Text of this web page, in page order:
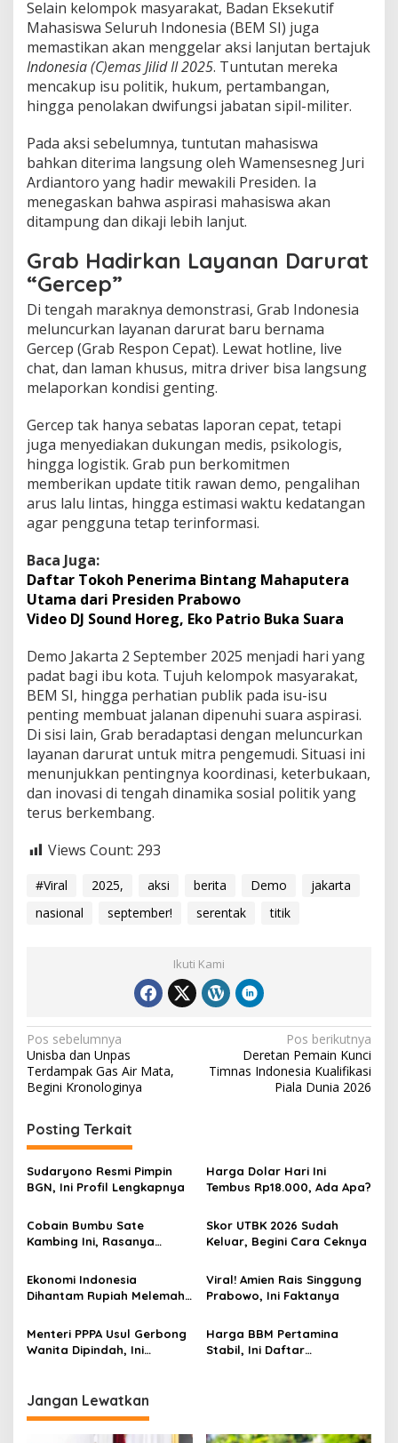
Selain kelompok masyarakat, Badan Eksekutif
Mahasiswa Seluruh Indonesia (BEM SI) juga
memastikan akan menggelar aksi lanjutan bertajuk
Indonesia (C)emas Jilid II 2025. Tuntutan mereka
mencakup isu politik, hukum, pertambangan,
hingga penolakan dwifungsi jabatan sipil-militer.
Pada aksi sebelumnya, tuntutan mahasiswa
bahkan diterima langsung oleh Wamensesneg Juri
Ardiantoro yang hadir mewakili Presiden. Ia
menegaskan bahwa aspirasi mahasiswa akan
ditampung dan dikaji lebih lanjut.
Grab Hadirkan Layanan Darurat
“Gercep”
Di tengah maraknya demonstrasi, Grab Indonesia
meluncurkan layanan darurat baru bernama
Gercep (Grab Respon Cepat). Lewat hotline, live
chat, dan laman khusus, mitra driver bisa langsung
melaporkan kondisi genting.
Gercep tak hanya sebatas laporan cepat, tetapi
juga menyediakan dukungan medis, psikologis,
hingga logistik. Grab pun berkomitmen
memberikan update titik rawan demo, pengalihan
arus lalu lintas, hingga estimasi waktu kedatangan
agar pengguna tetap terinformasi.
Baca Juga:
Daftar Tokoh Penerima Bintang Mahaputera
Utama dari Presiden Prabowo
Video DJ Sound Horeg, Eko Patrio Buka Suara
Demo Jakarta 2 September 2025 menjadi hari yang
padat bagi ibu kota. Tujuh kelompok masyarakat,
BEM SI, hingga perhatian publik pada isu-isu
penting membuat jalanan dipenuhi suara aspirasi.
Di sisi lain, Grab beradaptasi dengan meluncurkan
layanan darurat untuk mitra pengemudi. Situasi ini
menunjukkan pentingnya koordinasi, keterbukaan,
dan inovasi di tengah dinamika sosial politik yang
terus berkembang.
Views Count: 293
#Viral 2025, aksi berita Demo
jakarta
nasional
september! serentak titik
Ikuti Kami
Navigasi
pos
Pos sebelumnya
Unisba dan Unpas
Terdampak Gas Air Mata,
Begini Kronologinya
Pos berikutnya
Deretan Pemain Kunci
Timnas Indonesia Kualifikasi
Piala Dunia 2026
Posting Terkait
Sudaryono Resmi Pimpin
BGN, Ini Profil Lengkapnya
Harga Dolar Hari Ini
Tembus Rp18.000, Ada Apa?
Cobain Bumbu Sate
Kambing Ini, Rasanya
Skor UTBK 2026 Sudah
Keluar, Begini Cara Ceknya
Ekonomi Indonesia
Dihantam Rupiah Melemah,
Viral! Amien Rais Singgung
Prabowo, Ini Faktanya
Menteri PPPA Usul Gerbong
Wanita Dipindah, Ini
Harga BBM Pertamina
Stabil, Ini Daftar
Jangan Lewatkan